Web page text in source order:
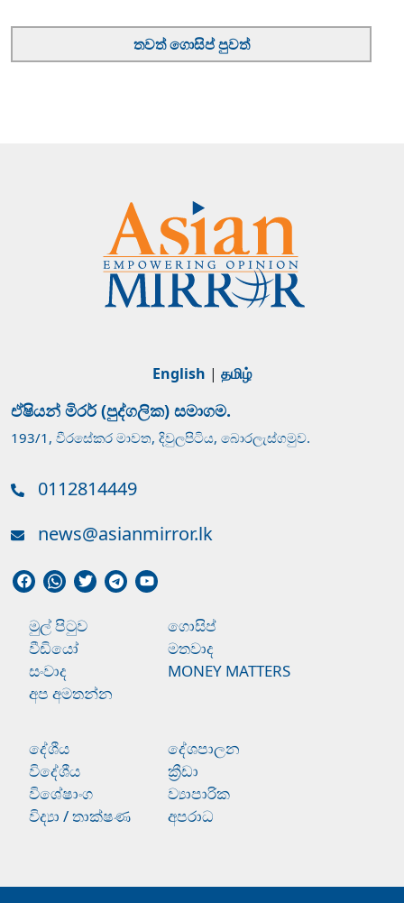
තවත් ගොසිප් පුවත්
English | தமிழ்
ඒෂියන් මිරර් (පුද්ගලික) සමාගම.
193/1, වීරසේකර මාවත, දිවුලපිටිය, බොරලැස්ගමුව.
0112814449
news@asianmirror.lk
මුල් පිටුව
ගොසිප්
වීඩියෝ
මතවාද
සංවාද
MONEY MATTERS
අප අමතන්න
දේශීය
දේශපාලන
විදේශීය
ක්‍රීඩා
විශේෂාංග
ව්‍යාපාරික
විද්‍යා / තාක්ෂණ
අපරාධ